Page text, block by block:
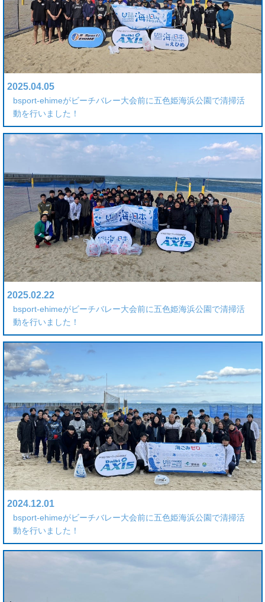
2025.04.05
bsport-ehimeがビーチバレー大会前に五色姫海浜公園で清掃活
動を行いました！
2025.02.22
bsport-ehimeがビーチバレー大会前に五色姫海浜公園で清掃活
動を行いました！
2024.12.01
bsport-ehimeがビーチバレー大会前に五色姫海浜公園で清掃活
動を行いました！